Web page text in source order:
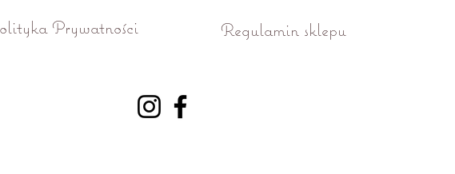
ul. Różana 15Prywatności Regulamin sklepu